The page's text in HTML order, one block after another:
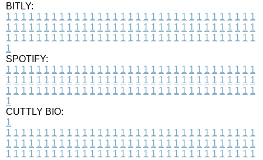
BITLY:
1 1 1 1 1 1 1 1 1 1 1 1 1 1 1 1 1 1 1 1 1 1 1 1 1 1 1 1 1 1 1 1 1
1 1 1 1 1 1 1 1 1 1 1 1 1 1 1 1 1 1 1 1 1 1 1 1 1 1 1 1 1 1 1 1 1
1 1 1 1 1 1 1 1 1 1 1 1 1 1 1 1 1 1 1 1 1 1 1 1 1 1 1 1 1 1 1 1 1
1
SPOTIFY:
1 1 1 1 1 1 1 1 1 1 1 1 1 1 1 1 1 1 1 1 1 1 1 1 1 1 1 1 1 1 1 1 1
1 1 1 1 1 1 1 1 1 1 1 1 1 1 1 1 1 1 1 1 1 1 1 1 1 1 1 1 1 1 1 1 1
1 1 1 1 1 1 1 1 1 1 1 1 1 1 1 1 1 1 1 1 1 1 1 1 1 1 1 1 1 1 1 1 1
1
CUTTLY BIO:
1
1 1 1 1 1 1 1 1 1 1 1 1 1 1 1 1 1 1 1 1 1 1 1 1 1 1 1 1 1 1 1 1 1
1 1 1 1 1 1 1 1 1 1 1 1 1 1 1 1 1 1 1 1 1 1 1 1 1 1 1 1 1 1 1 1 1
1 1 1 1 1 1 1 1 1 1 1 1 1 1 1 1 1 1 1 1 1 1 1 1 1 1 1 1 1 1 1 1 1